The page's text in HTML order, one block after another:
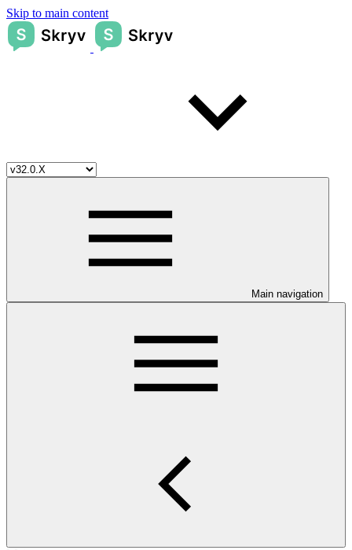
Skip to main content
Main navigation